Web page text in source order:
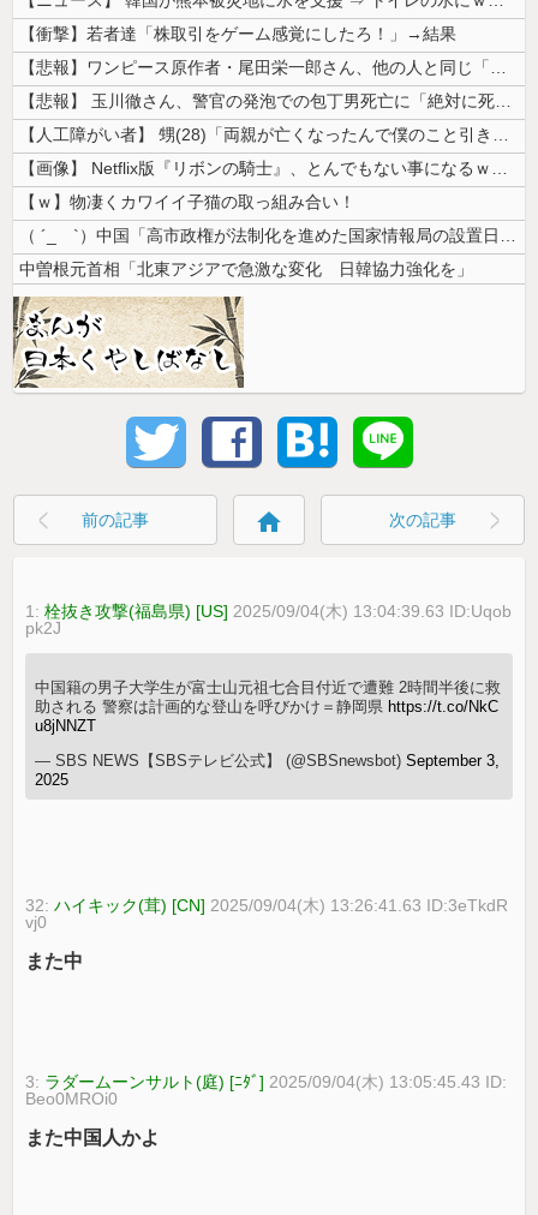
【衝撃】若者達「株取引をゲーム感覚にしたろ！」→結果
【悲報】ワンピース原作者・尾田栄一郎さん、他の人と同じ「漫画家」という...
【悲報】 玉川徹さん、警官の発泡での包丁男死亡に「絶対に死刑にならない...
【人工障がい者】 甥(28)「両親が亡くなったんで僕のこと引き取ってほ...
【画像】 Netflix版『リボンの騎士』、とんでもない事になるｗｗｗ...
【ｗ】物凄くカワイイ子猫の取っ組み合い！
（ ´_ゝ`）中国「高市政権が法制化を進めた国家情報局の設置日が7月3...
中曽根元首相「北東アジアで急激な変化 日韓協力強化を」
前の記事 home 次の記事
1:栓抜き攻撃(福島県) [US] 2025/09/04(木) 13:04:39.63 ID:Uqob
pk2J
中国籍の男子大学生が富士山元祖七合目付近で遭難 2時間半後に救
助される 警察は計画的な登山を呼びかけ＝静岡県 https://t.co/NkC
u8jNNZT
— SBS NEWS【SBSテレビ公式】 (@SBSnewsbot)September 3,
2025
32:ハイキック(茸) [CN] 2025/09/04(木) 13:26:41.63 ID:3eTkdR
vj0
また中
3: ラダームーンサルト(庭) [ﾆﾀﾞ] 2025/09/04(木) 13:05:45.43 ID:
Beo0MROi0
また中国人かよ